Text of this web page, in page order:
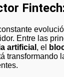
Entre las
artificial , el
transformando